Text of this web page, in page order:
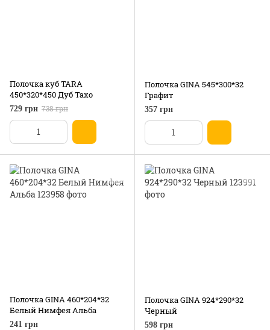
Полочка куб TARA
450*320*450 Дуб Тахо
729 грн 738 грн
Полочка GINA 545*300*32
Графит
357 грн
Полочка GINA 460*204*32
Белый Нимфея Альба
241 грн
Полочка GINA 924*290*32
Черный
598 грн